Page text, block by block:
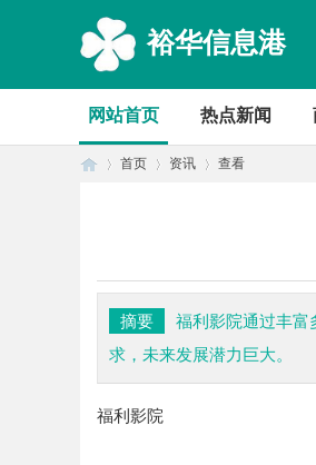
裕华信息港
网站首页 热点新闻
首页 资讯 查看
摘要
福利影院通过丰富
求，未来发展潜力巨大。
福利影院